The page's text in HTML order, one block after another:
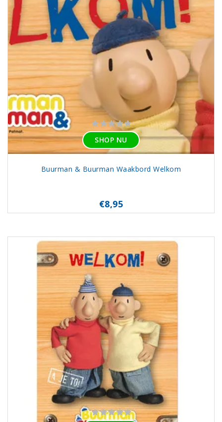
SHOP NU
Buurman & Buurman Waakbord Welkom
€8,95